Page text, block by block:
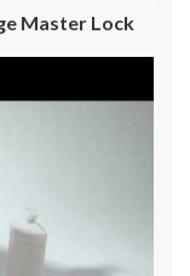
Master Lock